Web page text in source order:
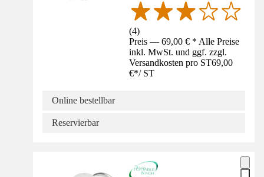
(4)
Preis — 69,00 € * Alle Preise
inkl. MwSt. und ggf. zzgl.
Versandkosten pro ST69,00
€*/ ST
Online bestellbar
Reservierbar